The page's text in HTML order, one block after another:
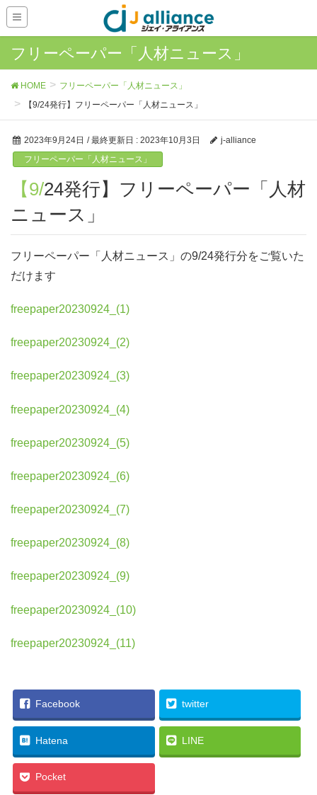
フリーペーパー「人材ニュース」
HOME
フリーペーパー「人材ニュース」
【9/24発行】フリーペーパー「人材ニュース」
2023年9月24日 / 最終更新日 : 2023年10月3日
j-alliance
フリーペーパー「人材ニュース」
【9/24発行】フリーペーパー「人材
ニュース」
フリーペーパー「人材ニュース」の9/24発行分をご覧いた
だけます
freepaper20230924_(1)
freepaper20230924_(2)
freepaper20230924_(3)
freepaper20230924_(4)
freepaper20230924_(5)
freepaper20230924_(6)
freepaper20230924_(7)
freepaper20230924_(8)
freepaper20230924_(9)
freepaper20230924_(10)
freepaper20230924_(11)
Facebook twitter
Hatena LINE
Pocket